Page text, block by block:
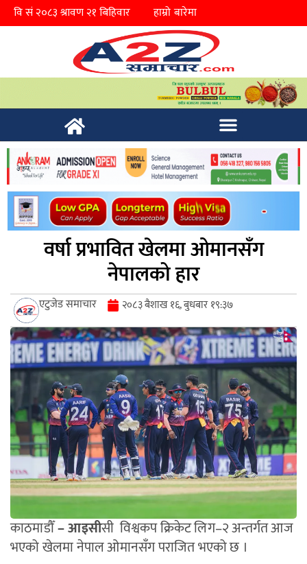
हाम्रो बारेमा
वर्षा प्रभावित खेलमा ओमानसँग
नेपालको हार
एटुजेड समाचार २०८३ बैशाख १६, बुधबार १९:३७
काठमाडौँ– आइसीसी विश्वकप क्रिकेट लिग–२ अन्तर्गत आज
भएको खेलमा नेपाल ओमानसँग पराजित भएको छ ।